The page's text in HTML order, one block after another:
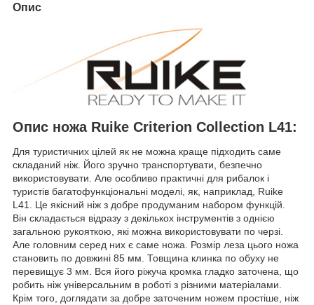
Опис
Опис ножа Ruike Criterion Collection L41:
Для туристичних цілей як не можна краще підходить саме
складаний ніж. Його зручно транспортувати, безпечно
використовувати. Але особливо практичні для рибалок і
туристів багатофункціональні моделі, як, наприклад, Ruike
L41. Це якісний ніж з добре продуманим набором функцій.
Він складається відразу з декількох інструментів з однією
загальною рукояткою, які можна використовувати по черзі.
Але головним серед них є саме ножа. Розмір леза цього ножа
становить по довжині 85 мм. Товщина клинка по обуху не
перевищує 3 мм. Вся його ріжуча кромка гладко заточена, що
робить ніж універсальним в роботі з різними матеріалами.
Крім того, доглядати за добре заточеним ножем простіше, ніж